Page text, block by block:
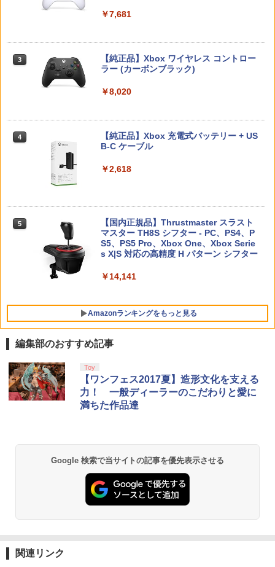
￥6,880
3
【特典】デジモンストーリー タイムスト
レンジャー Switch2版(【早期購入封入
カードゲーム」プレイアブルカード)
witch】パワフルプロ野球2026-2027 [H
【ダイヤ・プラチナ会員様限定！エント
送】【新品】Nintendo Switch 2 ゲーム
￥8,100
行動 PUBG Apex CoD 高感度 銀繊維 手
汗対策 鬼サック 22個入り
￥2,480
4
カプコン 【PS5】BIOHAZARD RE:2 Z
Version [ELJM-30585 PS5 バイオハザ
5 HELLDIVERS 2
￥3,888
ーターパック（ダウンロード版）※720
ポイントまでご利用可
￥980
4
WSC / EYESRAIL レトロゲーム ガーデ
ィアン 【コレクター開発x国内製造】 ハ
ード コレクションケース UVカット 透明
保護 保管 クリアケース（ WSC ワンダー
5 【中古】ピクミン3 デラックス -Switch
￥3,984
[ 神谷浩史 ]
4
劇場版「鬼滅の刃」無限城編 第一章 猗
窩座再来(完全生産限定版)【Blu-ray】 [
5
【楽天ブックス限定全巻購入特典+全巻
購入特典】Re:ゼロから始める異世界生
活 4th season 4【Blu-ray】(オリジナル
A5キャラファイングラフ+長月達平書き
￥6,446
Nintendo Switch 2(日本語・国内専用)
ンラインコード版
ニンテンドープリペイド番号 5000円|オ
ンラインコード版
J) PlayStation 5
トローラー ミッドナイト ブラック(CFI-
ZCT2J01)
【純正品】DualSense ワイヤレスコン
トローラー(CFI-ZCT2J)
￥10,737
￥7,681
3
【純正品】Xbox ワイヤレス コントロー
ラー (カーボンブラック)
￥8,020
4
【純正品】Xbox 充電式バッテリー + US
B-C ケーブル
￥2,618
5
【国内正規品】Thrustmaster スラスト
マスター TH8S シフター - PC、PS4、P
S5、PS5 Pro、Xbox One、Xbox Serie
s X|S 対応の高精度 H パターン シフター
￥14,141
Amazonランキングをもっと見る
1
窩座再来 通常版 [Blu-ray]
￥3,982
劇場版「鬼滅の刃」無限城編 第一章 猗
窩座再来 通常版 [DVD]
￥3,523
編集部のおすすめ記事
Toy
【ワンフェス2017夏】造形文化を支える
力！ 一般ディーラーのこだわりと愛に
満ちた作品達
Google 検索で当サイトの記事を優先表示させる
関連リンク